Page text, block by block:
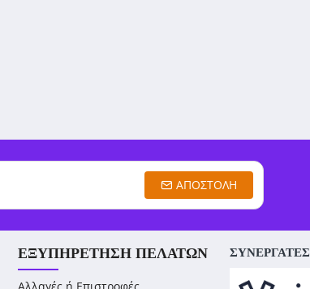
ΑΠΟΣΤΟΛΉ
ΕΞΥΠΗΡΈΤΗΣΗ ΠΕΛΑΤΏΝ ΣΥΝΕΡΓΑΤΕΣ